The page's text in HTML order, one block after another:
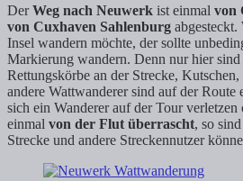
DerWeg nach Neuwerk ist einmal von
von Cuxhaven Sahlenburg abgesteckt.
Insel wandern möchte, der sollte
Markierung wandern. Denn nur hier sind
Rettungskörbe an der Strecke,
andere Wattwanderer sind auf der Route
sich ein Wanderer auf der Tour
einmal von der Flut überrascht, so
Strecke und andere Streckennutzer